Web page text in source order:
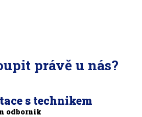
právě u nás?
s technikem
odborník